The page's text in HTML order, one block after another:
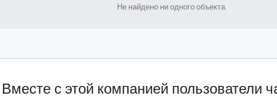
Не найдено ни одного объекта.
Вместе с этой компанией пользователи